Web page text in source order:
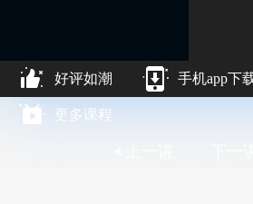
好评如潮 手机app下
更多课程